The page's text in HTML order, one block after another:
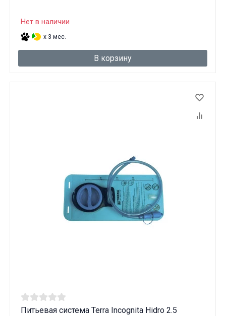
Нет в наличии
x 3 мес.
В корзину
Питьевая система Terra Incognita Hidro 2.5